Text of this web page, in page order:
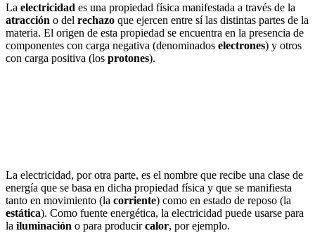
La electricidad es una propiedad física manifestada a través de la
atracción o del rechazo que ejercen entre sí las distintas partes de la
materia. El origen de esta propiedad se encuentra en la presencia de
componentes con carga negativa (denominados electrones) y otros
con carga positiva (los protones).
La electricidad, por otra parte, es el nombre que recibe una clase de
energía que se basa en dicha propiedad física y que se manifiesta
tanto en movimiento (la corriente) como en estado de reposo (la
estática). Como fuente energética, la electricidad puede usarse para
la iluminación o para producircalor, por ejemplo.